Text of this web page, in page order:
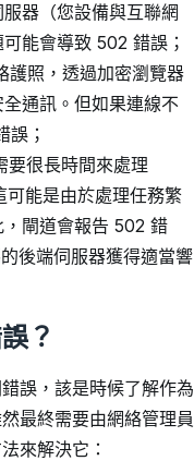
器（您設備與互聯網
能會導致 502 錯誤；
護照，透過加密瀏覽器
通訊。但如果連線不
誤；
要很長時間來處理
能是由於處理任務繁
閘道會報告 502 錯
後端伺服器獲得適當響
？
誤，該是時候了解作為
最終需要由網絡管理員
來解決它：